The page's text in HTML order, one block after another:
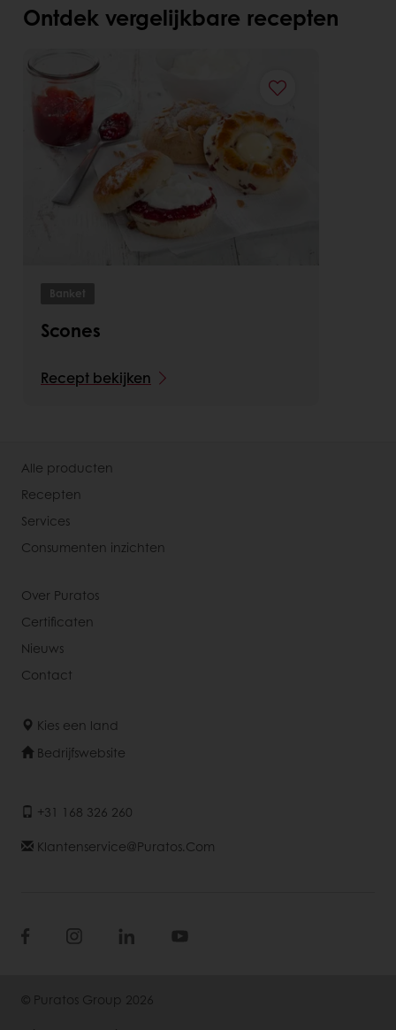
Ontdek vergelijkbare recepten
Banket
Scones
Recept bekijken
Alle producten
Recepten
Services
Consumenten inzichten
Over Puratos
Certificaten
Nieuws
Contact
Kies een land
Bedrijfswebsite
+31 168 326 260
Klantenservice@puratos.com
© Puratos Group 2026